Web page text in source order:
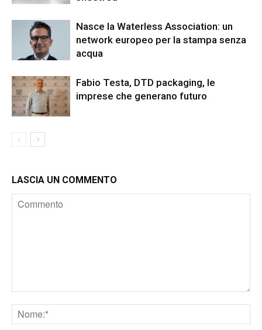
Nasce la Waterless Association: un
network europeo per la stampa senza
acqua
Fabio Testa, DTD packaging, le
imprese che generano futuro
LASCIA UN COMMENTO